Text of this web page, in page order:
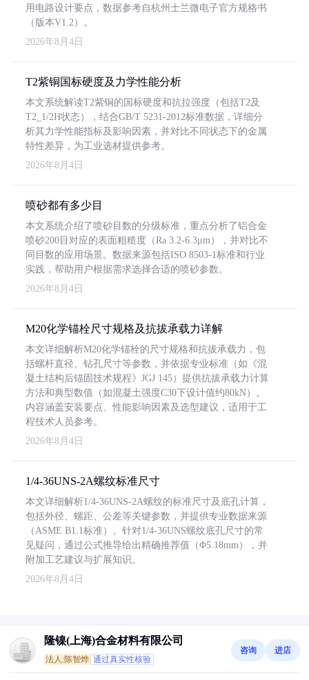
用电路设计要点，数据参考自杭州士兰微电子官方规格书
（版本V1.2）。
2026年8月4日
T2紫铜国标硬度及力学性能分析
本文系统解读T2紫铜的国标硬度和抗拉强度（包括T2及
T2_1/2H状态），结合GB/T 5231-2012标准数据，详细分
析其力学性能指标及影响因素，并对比不同状态下的金属
特性差异，为工业选材提供参考。
2026年8月4日
喷砂都有多少目
本文系统介绍了喷砂目数的分级标准，重点分析了铝合金
喷砂200目对应的表面粗糙度（Ra 3.2-6.3μm），并对比不
同目数的应用场景。数据来源包括ISO 8503-1标准和行业
实践，帮助用户根据需求选择合适的喷砂参数。
2026年8月4日
M20化学锚栓尺寸规格及抗拔承载力详解
本文详细解析M20化学锚栓的尺寸规格和抗拔承载力，包
括螺杆直径、钻孔尺寸等参数，并依据专业标准（如《混
凝土结构后锚固技术规程》JGJ 145）提供抗拔承载力计算
方法和典型数值（如混凝土强度C30下设计值约80kN）。
内容涵盖安装要点、性能影响因素及选型建议，适用于工
程技术人员参考。
2026年8月4日
1/4-36UNS-2A螺纹标准尺寸
本文详细解析1/4-36UNS-2A螺纹的标准尺寸及底孔计算，
包括外径、螺距、公差等关键参数，并提供专业数据来源
（ASME B1.1标准）。针对1/4-36UNS螺纹底孔尺寸的常
见疑问，通过公式推导给出精确推荐值（Φ5.18mm），并
附加工艺建议与扩展知识。
2026年8月4日
隆镍(上海)合金材料有限公司
法人:陈智烨 通过真实性核验
咨询 进店